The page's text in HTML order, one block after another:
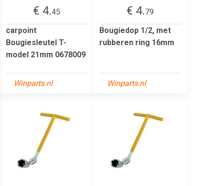
€ 4.45
carpoint
Bougiesleutel T-
model 21mm 0678009
Winparts.nl
€ 4.79
Bougiedop 1/2, met
rubberen ring 16mm
Winparts.nl